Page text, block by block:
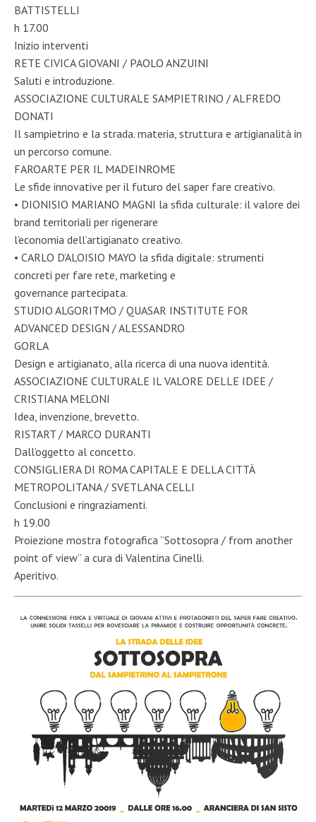
BATTISTELLI
h 17.00
Inizio interventi
RETE CIVICA GIOVANI / PAOLO ANZUINI
Saluti e introduzione.
ASSOCIAZIONE CULTURALE SAMPIETRINO / ALFREDO
DONATI
Il sampietrino e la strada. materia, struttura e artigianalità in
un percorso comune.
FAROARTE PER IL MADEINROME
Le sfide innovative per il futuro del saper fare creativo.
• DIONISIO MARIANO MAGNI la sfida culturale: il valore dei
brand territoriali per rigenerare
l’economia dell’artigianato creativo.
• CARLO D’ALOISIO MAYO la sfida digitale: strumenti
concreti per fare rete, marketing e
governance partecipata.
STUDIO ALGORITMO / QUASAR INSTITUTE FOR
ADVANCED DESIGN / ALESSANDRO
GORLA
Design e artigianato, alla ricerca di una nuova identità.
ASSOCIAZIONE CULTURALE IL VALORE DELLE IDEE /
CRISTIANA MELONI
Idea, invenzione, brevetto.
RISTART / MARCO DURANTI
Dall’oggetto al concetto.
CONSIGLIERA DI ROMA CAPITALE E DELLA CITTÀ
METROPOLITANA / SVETLANA CELLI
Conclusioni e ringraziamenti.
h 19.00
Proiezione mostra fotografica “Sottosopra / from another
point of view” a cura di Valentina Cinelli.
Aperitivo.